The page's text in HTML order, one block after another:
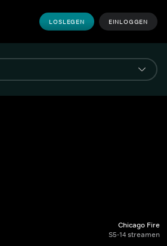
LOSLEGEN EINLOGGEN
Chicago Fire
S5-14 streamen